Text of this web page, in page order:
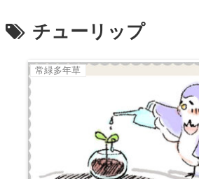
チューリップ
常緑多年草